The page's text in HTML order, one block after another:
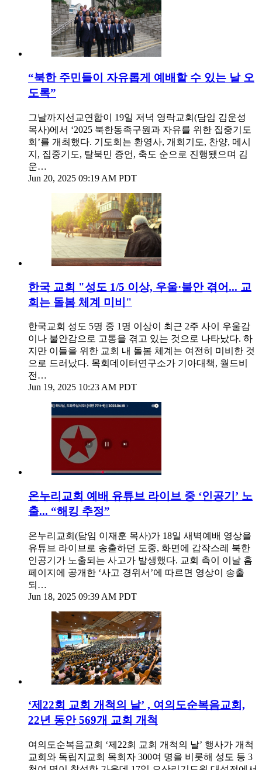
“북한 주민들이 자유롭게 예배할 수 있는 날 오
도록”
그날까지선교연합이 19일 저녁 영락교회(담임 김운성
목사)에서 ‘2025 북한동족구원과 자유를 위한 집중기도
회’를 개최했다. 기도회는 환영사, 개회기도, 찬양, 메시
지, 집중기도, 탈북민 증언, 축도 순으로 진행됐으며 김
운…
Jun 20, 2025 09:19 AM PDT
한국 교회 "성도 1/5 이상, 우울·불안 겪어... 교
회는 돌봄 체계 미비"
한국교회 성도 5명 중 1명 이상이 최근 2주 사이 우울감
이나 불안감으로 고통을 겪고 있는 것으로 나타났다. 하
지만 이들을 위한 교회 내 돌봄 체계는 여전히 미비한 것
으로 드러났다. 목회데이터연구소가 기아대책, 월드비
전…
Jun 19, 2025 10:23 AM PDT
온누리교회 예배 유튜브 라이브 중 ‘인공기’ 노
출... “해킹 추정”
온누리교회(담임 이재훈 목사)가 18일 새벽예배 영상을
유튜브 라이브로 송출하던 도중, 화면에 갑작스레 북한
인공기가 노출되는 사고가 발생했다. 교회 측이 이날 홈
페이지에 공개한 ‘사고 경위서’에 따르면 영상이 송출
되…
Jun 18, 2025 09:39 AM PDT
‘제22회 교회 개척의 날’ , 여의도순복음교회,
22년 동안 569개 교회 개척
여의도순복음교회 ‘제22회 교회 개척의 날’ 행사가 개척
교회와 독립지교회 목회자 300여 명을 비롯해 성도 등 3